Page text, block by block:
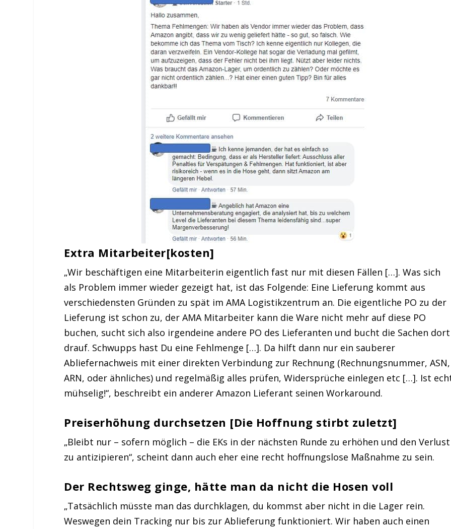
Extra Mitarbeiter[kosten]
„Wir beschäftigen eine Mitarbeiterin eigentlich fast nur mit diesen Fällen […]. Was sich
als Problem immer wieder gezeigt hat, ist das Folgende: Eine Lieferung kommt aus
verschiedensten Gründen zu spät im AMA Logistikzentrum an. Die eigentliche PO zu der
Lieferung ist schon zu, der AMA Mitarbeiter kann die Ware nicht mehr auf diese PO
buchen, sucht sich also irgendeine andere PO des Lieferanten und bucht die Sachen dort
drauf. Schwupps hast Du eine Fehlmenge […]. Da hilft dann nur ein sauberer
Abliefernachweis mit einer direkten Verbindung zur Rechnung (Rechnungsnummer, ASN,
ARN, oder ähnliches) und regelmäßig alles prüfen, Widersprüche einlegen etc […]. Ist
mühselig!“, beschreibt ein anderer Amazon Lieferant seinen Workaround.
Preiserhöhung durchsetzen [Die Hoffnung stirbt zuletzt]
„Bleibt nur – sofern möglich – die EKs in der nächsten Runde zu erhöhen und den Verlust
zu antizipieren“, scheint dann auch eher eine recht hoffnungslose Maßnahme zu sein.
Der Rechtsweg ginge, hätte man da nicht die Hosen voll
„Tatsächlich müsste man das durchklagen, du kommst aber nicht in die Lager rein.
Weswegen dein Tracking nur bis zur Ablieferung funktioniert. Wir haben auch einen